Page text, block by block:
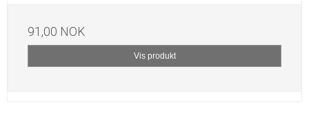
91,00 NOK
Vis produkt